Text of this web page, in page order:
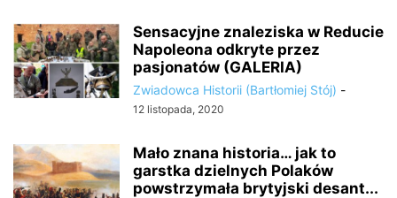
Sensacyjne znaleziska w Reducie
Napoleona odkryte przez
pasjonatów (GALERIA)
Zwiadowca Historii (Bartłomiej Stój) -
12 listopada, 2020
Mało znana historia… jak to
garstka dzielnych Polaków
powstrzymała brytyjski desant...